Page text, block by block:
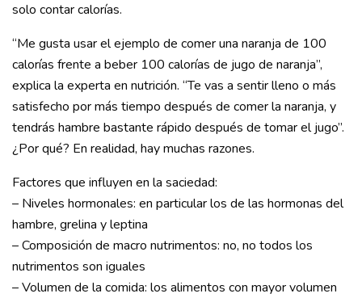
solo contar calorías.
“Me gusta usar el ejemplo de comer una naranja de 100
calorías frente a beber 100 calorías de jugo de naranja”,
explica la experta en nutrición. “Te vas a sentir lleno o más
satisfecho por más tiempo después de comer la naranja, y
tendrás hambre bastante rápido después de tomar el jugo”.
¿Por qué? En realidad, hay muchas razones.
Factores que influyen en la saciedad:
– Niveles hormonales: en particular los de las hormonas del
hambre, grelina y leptina
– Composición de macro nutrimentos: no, no todos los
nutrimentos son iguales
– Volumen de la comida: los alimentos con mayor volumen